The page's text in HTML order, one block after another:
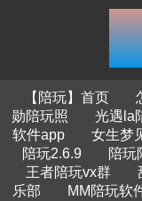
【陪玩】首页
勋陪玩照
光遇la
软件app
女生梦
陪玩2.6.9
陪玩
王者陪玩vx群
乐部
MM陪玩软